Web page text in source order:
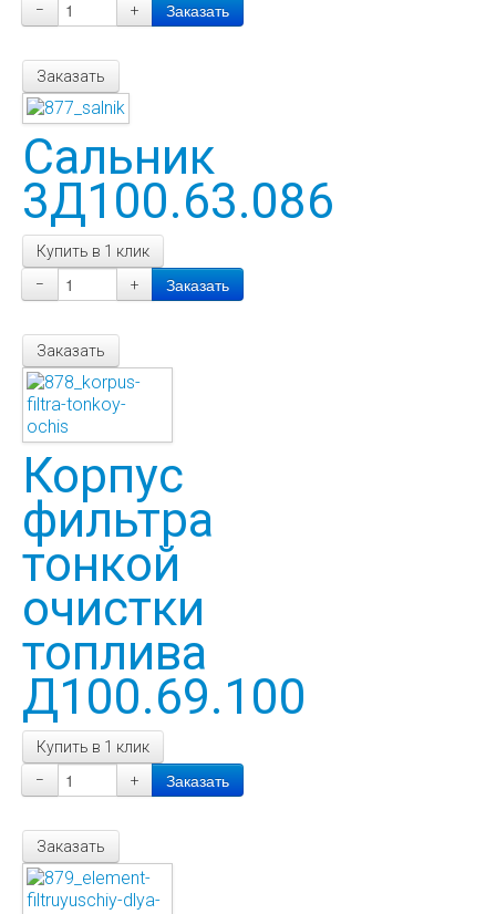
−
+
Заказать
Сальник
3Д100.63.086
Купить в 1 клик
−
+
Заказать
Корпус
фильтра
тонкой
очистки
топлива
Д100.69.100
Купить в 1 клик
−
+
Заказать